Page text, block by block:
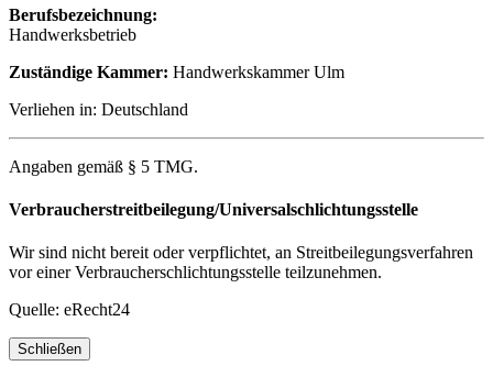
Berufsbezeichnung:
Handwerksbetrieb
Zuständige Kammer: Handwerkskammer Ulm
Verliehen in: Deutschland
Angaben gemäß § 5 TMG.
Verbraucherstreitbeilegung/Universalschlichtungsstelle
Wir sind nicht bereit oder verpflichtet, an Streitbeilegungsverfahren
vor einer Verbraucherschlichtungsstelle teilzunehmen.
Quelle: eRecht24
Schließen